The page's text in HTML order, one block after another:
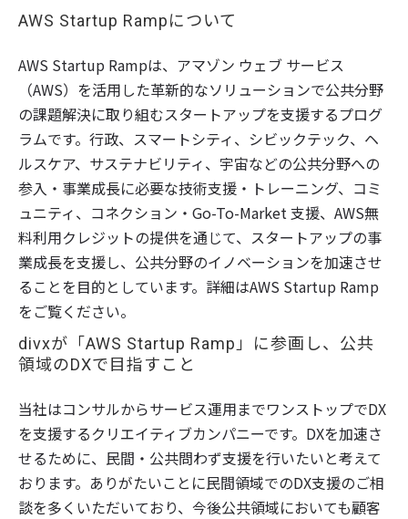
AWS Startup Rampについて
AWS Startup Rampは、アマゾン ウェブ サービス
（AWS）を活用した革新的なソリューションで公共分野
の課題解決に取り組むスタートアップを支援するプログ
ラムです。行政、スマートシティ、シビックテック、ヘ
ルスケア、サステナビリティ、宇宙などの公共分野への
参入・事業成長に必要な技術支援・トレーニング、コミ
ュニティ、コネクション・Go-To-Market 支援、AWS無
料利用クレジットの提供を通じて、スタートアップの事
業成長を支援し、公共分野のイノベーションを加速させ
ることを目的としています。詳細はAWS Startup Ramp
をご覧ください。
divxが「AWS Startup Ramp」に参画し、公共
領域のDXで目指すこと
当社はコンサルからサービス運用までワンストップでDX
を支援するクリエイティブカンパニーです。DXを加速さ
せるために、民間・公共問わず支援を行いたいと考えて
おります。ありがたいことに民間領域でのDX支援のご相
談を多くいただいており、今後公共領域においても顧客